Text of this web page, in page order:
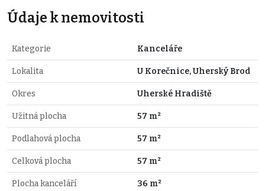
Údaje k nemovitosti
Kategorie Kanceláře
Lokalita U Korečnice, Uherský Brod
Okres Uherské Hradiště
Užitná plocha 57 m²
Podlahová plocha 57 m²
Celková plocha 57 m²
Plocha kanceláří 36 m²